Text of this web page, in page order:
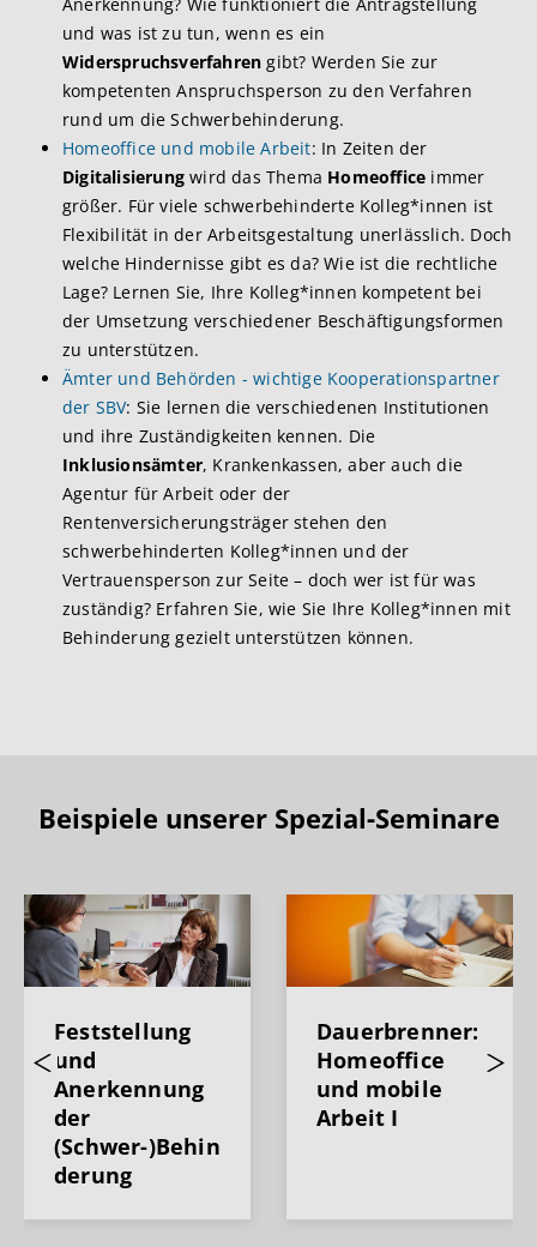
und was ist zu tun, wenn es ein
Widerspruchsverfahren gibt? Werden Sie zur
kompetenten Anspruchsperson zu den Verfahren
rund um die Schwerbehinderung.
Homeoffice und mobile Arbeit: In Zeiten der
Digitalisierung wird das Thema Homeoffice immer
größer. Für viele schwerbehinderte Kolleg*innen ist
Flexibilität in der Arbeitsgestaltung unerlässlich. Doch
welche Hindernisse gibt es da? Wie ist die rechtliche
Lage? Lernen Sie, Ihre Kolleg*innen kompetent bei
der Umsetzung verschiedener Beschäftigungsformen
zu unterstützen.
Ämter und Behörden - wichtige Kooperationspartner
der SBV: Sie lernen die verschiedenen Institutionen
und ihre Zuständigkeiten kennen. Die
Inklusionsämter, Krankenkassen, aber auch die
Agentur für Arbeit oder der
Rentenversicherungsträger stehen den
schwerbehinderten Kolleg*innen und der
Vertrauensperson zur Seite – doch wer ist für was
zuständig? Erfahren Sie, wie Sie Ihre Kolleg*innen mit
Behinderung gezielt unterstützen können.
Beispiele unserer Spezial-Seminare
Feststellung
und
Anerkennung
der
(Schwer-)Behin
derung
Dauerbrenner:
Homeoffice
und mobile
Arbeit I
Previous Next